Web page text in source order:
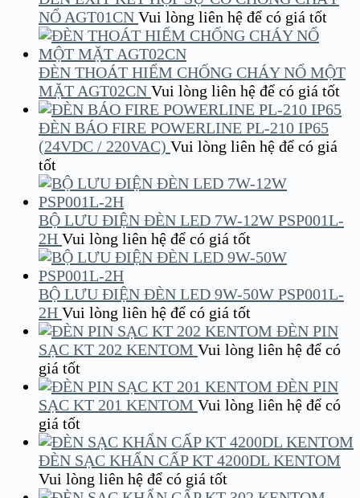
NỔ AGT01CN Vui lòng liên hệ để có giá tốt
ĐÈN THOÁT HIỂM CHỐNG CHÁY NỔ MỘT
MẶT AGT02CN Vui lòng liên hệ để có giá tốt
ĐÈN BÁO FIRE POWERLINE PL-210 IP65
(24VDC / 220VAC) Vui lòng liên hệ để có giá
tốt
BỘ LƯU ĐIỆN ĐÈN LED 7W-12W PSP001L-
2H Vui lòng liên hệ để có giá tốt
BỘ LƯU ĐIỆN ĐÈN LED 9W-50W PSP001L-
2H Vui lòng liên hệ để có giá tốt
ĐÈN PIN
SẠC KT 202 KENTOM Vui lòng liên hệ để có
giá tốt
ĐÈN PIN
SẠC KT 201 KENTOM Vui lòng liên hệ để có
giá tốt
ĐÈN SẠC KHẨN CẤP KT 4200DL KENTOM
Vui lòng liên hệ để có giá tốt